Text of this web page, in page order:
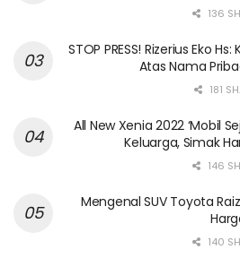
136
STOP PRESS! Rizerius Eko
Atas Nama
181
All New Xenia 2022 ‘Mobil
Keluarga, Simak
146
Mengenal SUV Toyota
140